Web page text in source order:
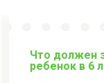
Что должен
ребенок в 6